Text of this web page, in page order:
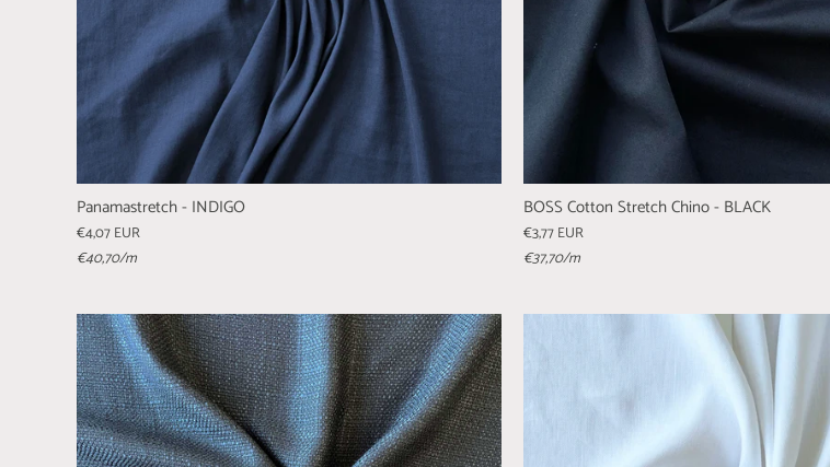
Panamastretch - INDIGO
€4,07 EUR
€40,70/m
BOSS Cotton Stretch Chino - BLACK
€3,77 EUR
€37,70/m